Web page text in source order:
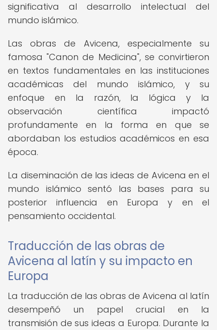
significativa al desarrollo intelectual del
mundo islámico.
Las obras de Avicena, especialmente su
famosa "Canon de Medicina", se convirtieron
en textos fundamentales en las instituciones
académicas del mundo islámico, y su
enfoque en la razón, la lógica y la
observación científica impactó
profundamente en la forma en que se
abordaban los estudios académicos en esa
época.
La diseminación de las ideas de Avicena en el
mundo islámico sentó las bases para su
posterior influencia en Europa y en el
pensamiento occidental.
Traducción de las obras de
Avicena al latín y su impacto en
Europa
La traducción de las obras de Avicena al latín
desempeñó un papel crucial en la
transmisión de sus ideas a Europa. Durante la